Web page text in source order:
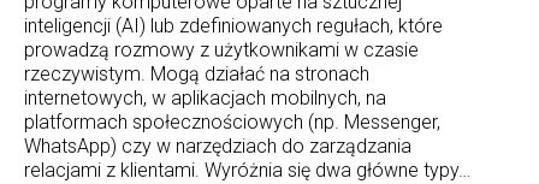
inteligencji (AI) lub zdefiniowanych regułach, które
prowadzą rozmowy z użytkownikami w czasie
rzeczywistym. Mogą działać na stronach
internetowych, w aplikacjach mobilnych, na
platformach społecznościowych (np. Messenger,
WhatsApp) czy w narzędziach do zarządzania
relacjami z klientami. Wyróżnia się dwa główne typy…